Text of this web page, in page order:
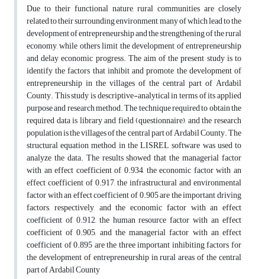
Due to their functional nature, rural communities are closely
related to their surrounding environment, many of which lead to the
development of entrepreneurship and the strengthening of the rural
economy, while others limit the development of entrepreneurship
and delay economic progress. The aim of the present study is to
identify the factors that inhibit and promote the development of
entrepreneurship in the villages of the central part of Ardabil
County. This study is descriptive-analytical in terms of its applied
purpose and research method. The technique required to obtain the
required data is library and field (questionnaire), and the research
population is the villages of the central part of Ardabil County. The
structural equation method in the LISREL software was used to
analyze the data. The results showed that the managerial factor
with an effect coefficient of 0.934, the economic factor with an
effect coefficient of 0.917, the infrastructural and environmental
factor with an effect coefficient of 0.905 are the important driving
factors, respectively, and the economic factor with an effect
coefficient of 0.912, the human resource factor with an effect
coefficient of 0.905, and the managerial factor with an effect
coefficient of 0.895 are the three important inhibiting factors for
the development of entrepreneurship in rural areas of the central
part of Ardabil County